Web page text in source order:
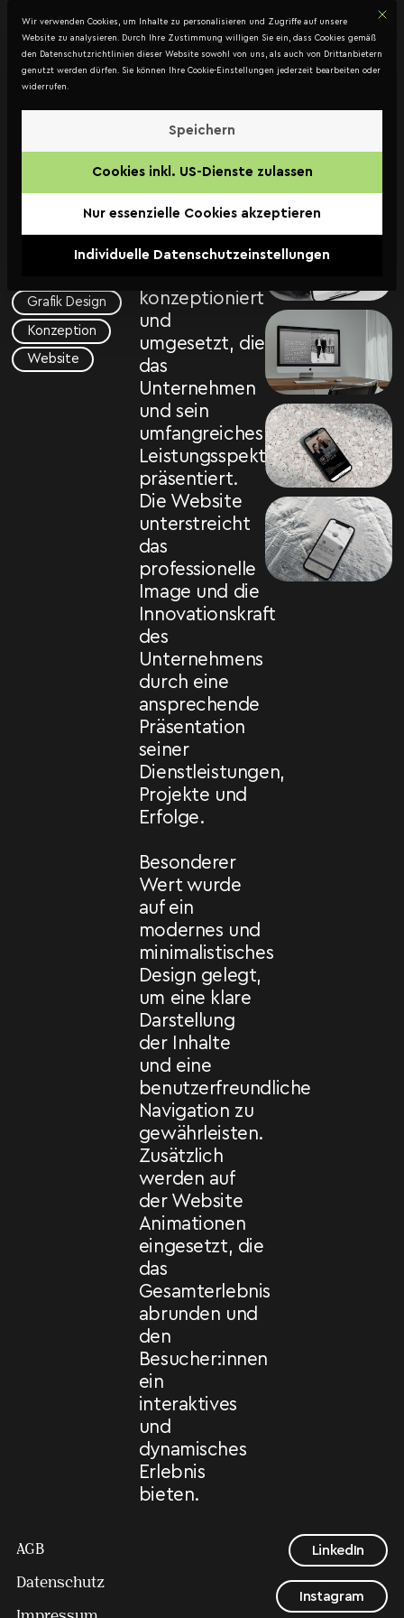
Kontakt
JEGO
Beteiligungs
GmbH –
Website
Beteiligungs
Grafik Design
Konzeption
Website
Für die JEGO
GmbH wurde
eine
maßgeschneiderte
konzeptioniert
und
umgesetzt, die
das
Unternehmen
und sein
umfangreiches
Leistungsspektrum
präsentiert.
Die Website
unterstreicht
das
professionelle
Image und die
Innovationskraft
des
Unternehmens
durch eine
ansprechende
Präsentation
seiner
Dienstleistungen,
Projekte und
Erfolge.
Besonderer
Wert wurde
auf ein
modernes und
minimalistisches
Design gelegt,
um eine klare
Darstellung
der Inhalte
und eine
benutzerfreundliche
Navigation zu
gewährleisten.
Zusätzlich
werden auf
der Website
Animationen
eingesetzt, die
das
Gesamterlebnis
abrunden und
den
Besucher:innen
ein
interaktives
und
dynamisches
Erlebnis
bieten.
AGB
Datenschutz
LinkedIn
Instagram
Mit
DATENSCHUTZ
Wir verwenden Cookies, um Inhalte zu personalisieren und Zugriffe auf unsere
Website zu analysieren. Durch Ihre Zustimmung willigen Sie ein, dass Cookies gemäß
den Datenschutzrichtlinien dieser Website sowohl von uns, als auch von Drittanbietern
genutzt werden dürfen. Sie können Ihre Cookie-Einstellungen jederzeit bearbeiten oder
widerrufen.
Speichern
Cookies inkl. US-Dienste zulassen
Nur essenzielle Cookies akzeptieren
Individuelle Datenschutzeinstellungen